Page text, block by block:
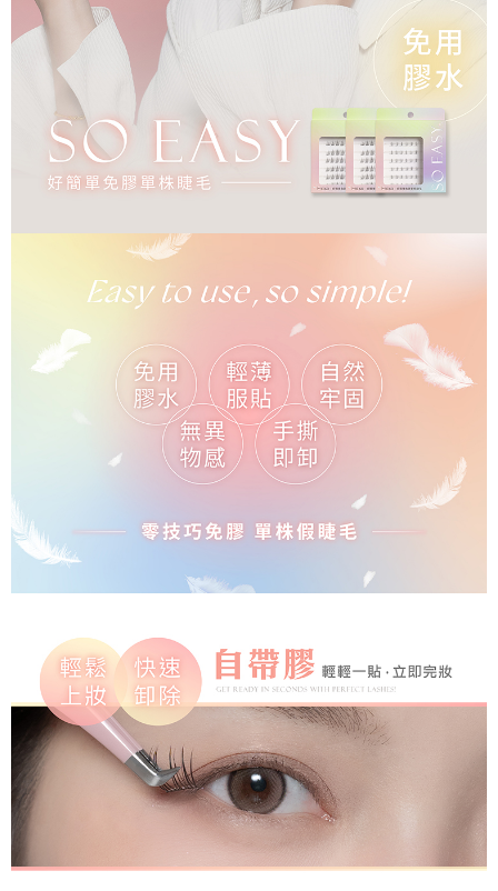
【注意事項】
１．透過由恩沛科技股份有限公司提供之「AFTEE先享後付」服務完成之交
易，需依本服務之必要範圍內提供個人資料，並將交易相關給付款項請求債
權轉讓予恩沛科技股份有限公司。
２．關於個人資料處理事宜，請瀏覽以下網址：
https://aftee.tw/terms/#terms3
３．未成年的使用者請事先徵得法定代理人或監護人之同意方可使用
「AFTEE先享後付」，若未經同意申辦者引起之損失，本公司不負相關責
任。
請求用戶進行身份認證。
５．嚴禁一人註冊多個帳號或使用他人資訊註冊。若發現惡意使用之情形，
恩沛科技股份有限公司將有權停止該用戶之使用額度並採取法律行動。
宅配
每筆NT$85，滿NT$499(含以上)免運費
離島-宅配
每筆NT$120，滿NT$499(含以上)免運費
國家/地區配送 查看運費